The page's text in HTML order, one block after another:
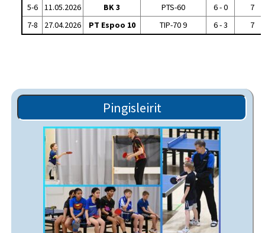
5-6
11.05.2026 BK 3 PTS-60 6 - 0
7
7-8
27.04.2026 PT Espoo 10 TIP-70 9 6 - 3 7
Pingisleirit